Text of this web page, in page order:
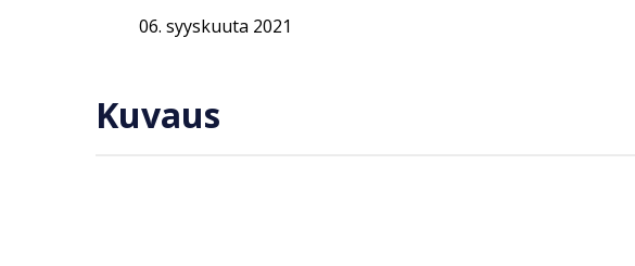
06. syyskuuta 2021
Kuvaus